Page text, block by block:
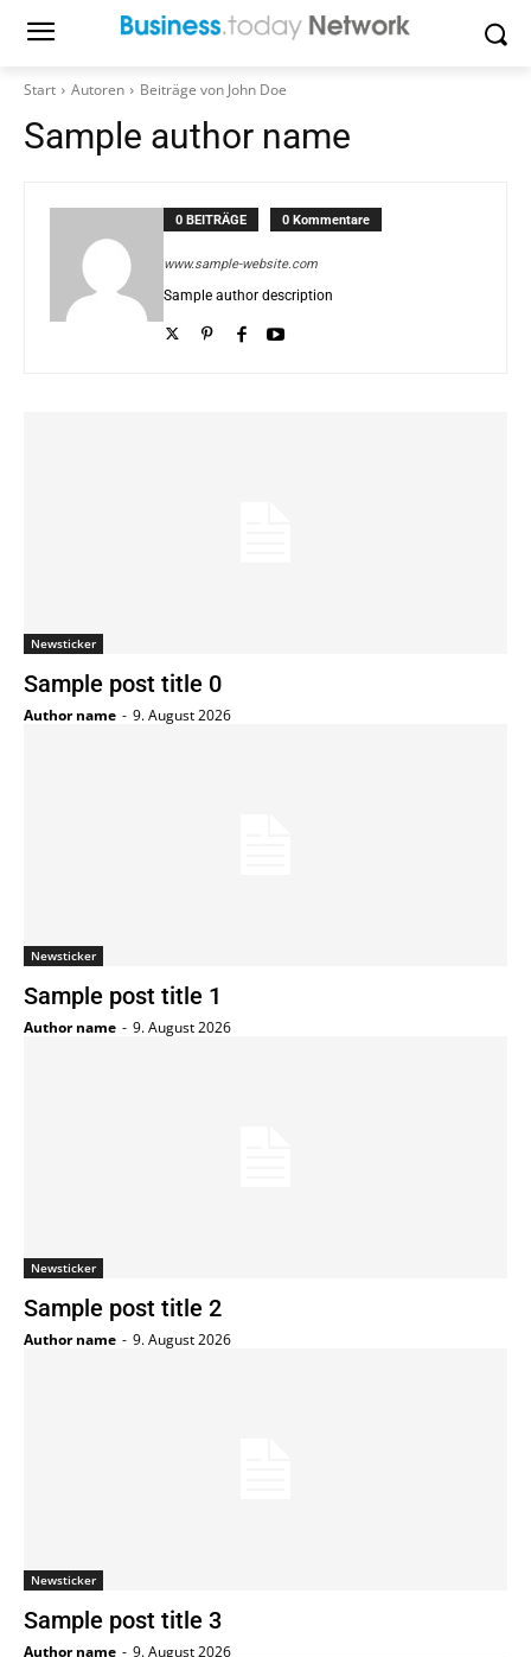
Start Autoren Beiträge von John Doe
Sample author name
0 BEITRÄGE 0 Kommentare
www.sample-website.com
Sample author description
Newsticker
Sample post title 0
Author name - 9. August 2026
Newsticker
Sample post title 1
Author name - 9. August 2026
Newsticker
Sample post title 2
Author name - 9. August 2026
Newsticker
Sample post title 3
Author name - 9. August 2026